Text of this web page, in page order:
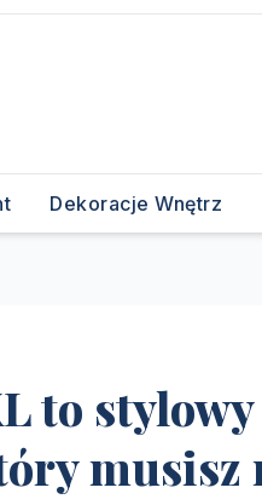
Dekoracje Wnętrz
to
musisz